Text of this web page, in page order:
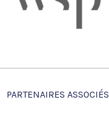
PARTENAIRES ASSOCIÉS